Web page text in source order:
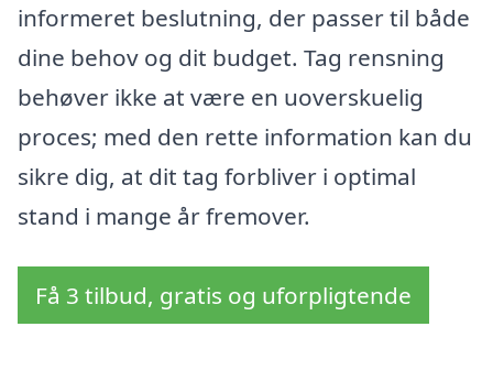
informeret beslutning, der passer til både
dine behov og dit budget. Tag rensning
behøver ikke at være en uoverskuelig
proces; med den rette information kan du
sikre dig, at dit tag forbliver i optimal
stand i mange år fremover.
Få 3 tilbud, gratis og uforpligtende